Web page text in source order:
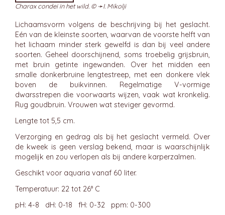
Charax condei in het wild. © ➛I. Mikolji
Lichaamsvorm volgens de beschrijving bij het geslacht.
Eén van de kleinste soorten, waarvan de voorste helft van
het lichaam minder sterk gewelfd is dan bij veel andere
soorten. Geheel doorschijnend, soms troebelig grijsbruin,
met bruin getinte ingewanden. Over het midden een
smalle donkerbruine lengtestreep, met een donkere vlek
boven de buikvinnen. Regelmatige V-vormige
dwarsstrepen die voorwaarts wijzen, vaak wat kronkelig.
Rug goudbruin. Vrouwen wat steviger gevormd.
Lengte tot 5,5 cm.
Verzorging en gedrag als bij het geslacht vermeld. Over
de kweek is geen verslag bekend, maar is waarschijnlijk
mogelijk en zou verlopen als bij andere karperzalmen.
Geschikt voor aquaria vanaf 60 liter.
Temperatuur: 22 tot 26° C
pH: 4-8 dH: 0-18 fH: 0-32 ppm: 0-300